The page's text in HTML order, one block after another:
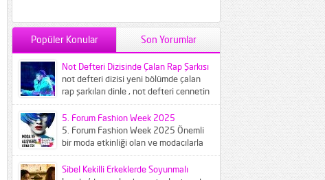
Popüler Konular Son Yorumlar
Not Defteri Dizisinde Çalan Rap Şarkısı
not defteri dizisi yeni bölümde çalan
rap şarkıları dinle , not defteri cennetin
çocukları şarkısı...
5. Forum Fashion Week 2025
5. Forum Fashion Week 2025 Önemli
bir moda etkinliği olan ve modacılarla
modaseverleri buluşturan Forum
Fashion...
Sibel Kekilli Erkeklerde Soyunmalı